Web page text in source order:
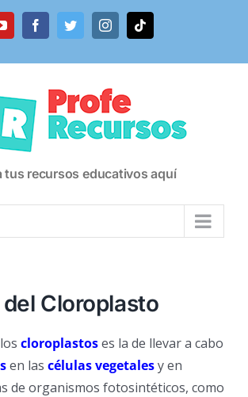
YouTubeFacebookTwitterInstagramTiktok
tus recursos educativos aquí
Cloroplasto
cloroplastoses la de llevar a cabo
en las células vegetalesy en
de organismos fotosintéticos, como